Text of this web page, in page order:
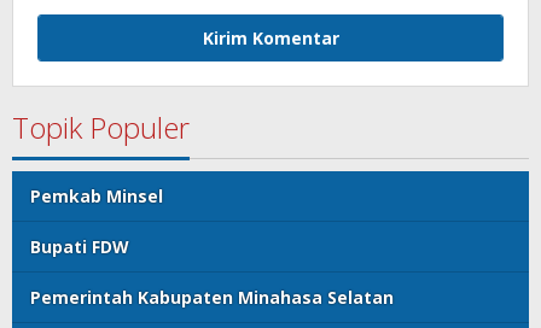
Topik Populer
Pemkab Minsel
Bupati FDW
Pemerintah Kabupaten Minahasa Selatan